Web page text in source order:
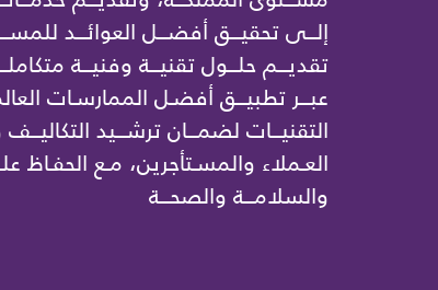
إلـــى تحقيـــق أفضـــل العوائـــد
تقديـــم حلـــول تقنيـــة وفنيـــة
عبـــر تطبيـــق أفضـل الممارسـات
التقنيـــات لضمـــان ترشـــيد
العـملاء والمسـتأجرين، مـع الحفـاظ
والسلامـــة والصحـــة